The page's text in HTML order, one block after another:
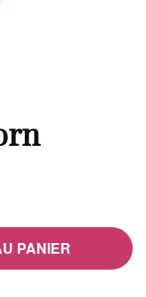
PANIER